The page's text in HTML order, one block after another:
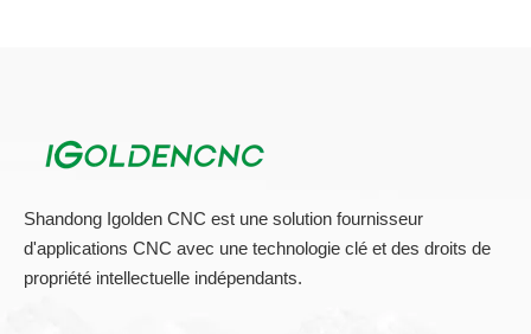
Shandong Igolden CNC est une solution fournisseur
d'applications CNC avec une technologie clé et des droits de
propriété intellectuelle indépendants.